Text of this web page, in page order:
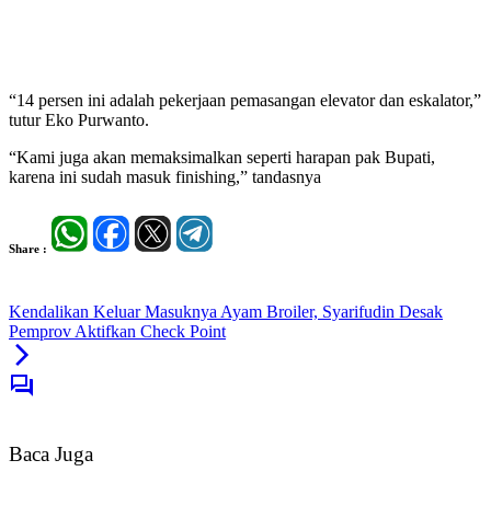
“14 persen ini adalah pekerjaan pemasangan elevator dan eskalator,”
tutur Eko Purwanto.
“Kami juga akan memaksimalkan seperti harapan pak Bupati,
karena ini sudah masuk finishing,” tandasnya
Share :
Kendalikan Keluar Masuknya Ayam Broiler, Syarifudin Desak
Pemprov Aktifkan Check Point
Baca Juga